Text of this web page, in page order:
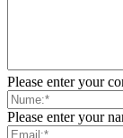
Please enter your
Please enter your